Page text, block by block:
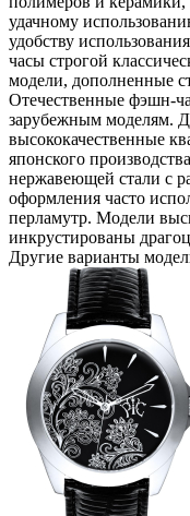
удачному
удобству
часы строгой
модели, дополненные
Отечественные фэшн-
зарубежным моделям.
высококачественные
японского
нержавеющей стали с
оформления часто
перламутр. Модели
инкрустированы
Другие варианты